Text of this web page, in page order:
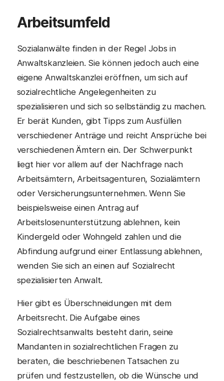
Arbeitsumfeld
Sozialanwälte finden in der Regel Jobs in
Anwaltskanzleien. Sie können jedoch auch eine
eigene Anwaltskanzlei eröffnen, um sich auf
sozialrechtliche Angelegenheiten zu
spezialisieren und sich so selbständig zu machen.
Er berät Kunden, gibt Tipps zum Ausfüllen
verschiedener Anträge und reicht Ansprüche bei
verschiedenen Ämtern ein. Der Schwerpunkt
liegt hier vor allem auf der Nachfrage nach
Arbeitsämtern, Arbeitsagenturen, Sozialämtern
oder Versicherungsunternehmen. Wenn Sie
beispielsweise einen Antrag auf
Arbeitslosenunterstützung ablehnen, kein
Kindergeld oder Wohngeld zahlen und die
Abfindung aufgrund einer Entlassung ablehnen,
wenden Sie sich an einen auf Sozialrecht
spezialisierten Anwalt.
Hier gibt es Überschneidungen mit dem
Arbeitsrecht. Die Aufgabe eines
Sozialrechtsanwalts besteht darin, seine
Mandanten in sozialrechtlichen Fragen zu
beraten, die beschriebenen Tatsachen zu
prüfen und festzustellen, ob die Wünsche und